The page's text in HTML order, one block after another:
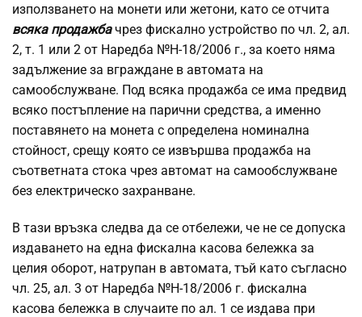
използването на монети или жетони, като се отчита
всяка продажбачрез фискално устройство по чл. 2, ал.
2, т. 1 или 2 от Наредба №Н-18/2006 г., за което няма
задължение за вграждане в автомата на
самообслужване. Под всяка продажба се има предвид
всяко постъпление на парични средства, а именно
поставянето на монета с определена номинална
стойност, срещу която се извършва продажба на
съответната стока чрез автомат на самообслужване
без електрическо захранване.
В тази връзка следва да се отбележи, че не се допуска
издаването на една фискална касова бележка за
целия оборот, натрупан в автомата, тъй като съгласно
чл. 25, ал. 3 от Наредба №Н-18/2006 г. фискална
касова бележка в случаите по ал. 1 се издава при